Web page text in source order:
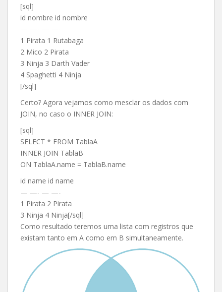
[sql]
id nombre id nombre
— —- — —-
1 Pirata 1 Rutabaga
2 Mico 2 Pirata
3 Ninja 3 Darth Vader
4 Spaghetti 4 Ninja
[/sql]
Certo? Agora vejamos como mesclar os dados com
JOIN, no caso o INNER JOIN:
[sql]
SELECT * FROM TablaA
INNER JOIN TablaB
ON TablaA.name = TablaB.name
id name id name
— —- — —-
1 Pirata 2 Pirata
3 Ninja 4 Ninja[/sql]
Como resultado teremos uma lista com registros que
existam tanto em A como em B simultaneamente.